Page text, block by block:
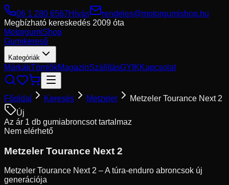
06 1 280 6567Hívás
rendeles@motorgumishop.hu
Megbízható kereskedés 2009 óta
MotorgumiShop
Gumikereső
Kategóriák
MárkákTömlőkMagazinSzállításGYIKKapcsolat
Főoldal Keresés Metzeler
Metzeler Tourance Next 2
Új
Az ár 1 db gumiabroncsot tartalmaz
Nem elérhető
Metzeler Tourance Next 2
Metzeler Tourance Next 2 – A túra-enduro abroncsok új
generációja